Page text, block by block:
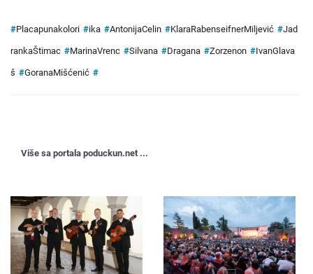
#Placapunakolori #ika #AntonijaCelin #KlaraRabenseifnerMiljević #Jad
rankaŠtimac #MarinaVrenc #Silvana #Dragana #Zorzenon #IvanGlava
š #GoranaMišćenić #
Više sa portala poduckun.net ...